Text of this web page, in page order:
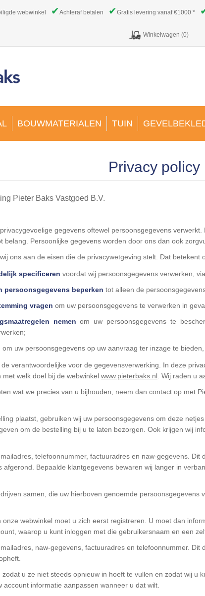
webwinkel ✔Achteraf betalen ✔Gratis levering vanaf €1000 *
Winkelwagen (0)
BOUWMATERIALEN TUIN
Privacy policy
Pieter Baks Vastgoed B.V.
gegevens oftewel persoonsgegevens
belang. Persoonlijke gegevens worden door ons dan ook
ons aan de eisen die de privacywetgeving stelt. Dat betekent
specificeren voordat wij persoonsgegevens verwerken,
persoonsgegevens beperken tot alleen de
vragen om uw persoonsgegevens te verwerken in
nemen om uw persoonsgegevens te
om uw persoonsgegevens op uw aanvraag ter inzage te
de verantwoordelijke voor de gegevensverwerking. In deze
welk doel bij de webwinkel www.pieterbaks.nl . Wij raden u
wat we precies van u bijhouden, neem dan contact op met
plaatst, gebruiken wij uw persoonsgegevens om deze
om de bestelling bij u te laten bezorgen. Ook krijgen wij
telefoonnummer, factuuradres en naw-gegevens.
afgerond. Bepaalde klantgegevens bewaren wij langer in
samen, die uw hierboven genoemde persoonsgegevens
webwinkel moet u zich eerst registreren. U moet dan
waarop u kunt inloggen met die gebruikersnaam en een
naw-gegevens, factuuradres en telefoonnummer.
u ze niet steeds opnieuw in hoeft te vullen en zodat wij u
account informatie aanpassen wanneer u dat wilt.